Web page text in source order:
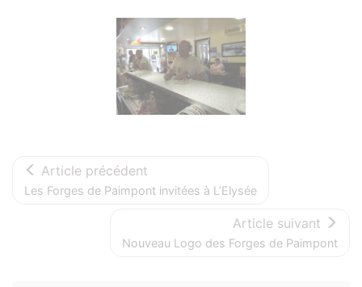
Article précédent
Les Forges de Paimpont invitées à L’Elysée
Article suivant
Nouveau Logo des Forges de Paimpont